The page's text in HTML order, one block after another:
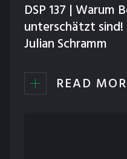
DSP 137 | Warum
unterschätzt
Julian Schramm
READ